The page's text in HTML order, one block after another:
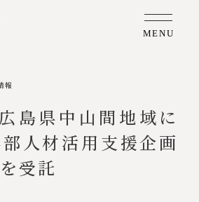
MENU
報
島県中山間地域に
人材活用支援企画
受託